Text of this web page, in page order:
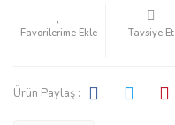
Tavsiye Et
Ürün Paylaş :